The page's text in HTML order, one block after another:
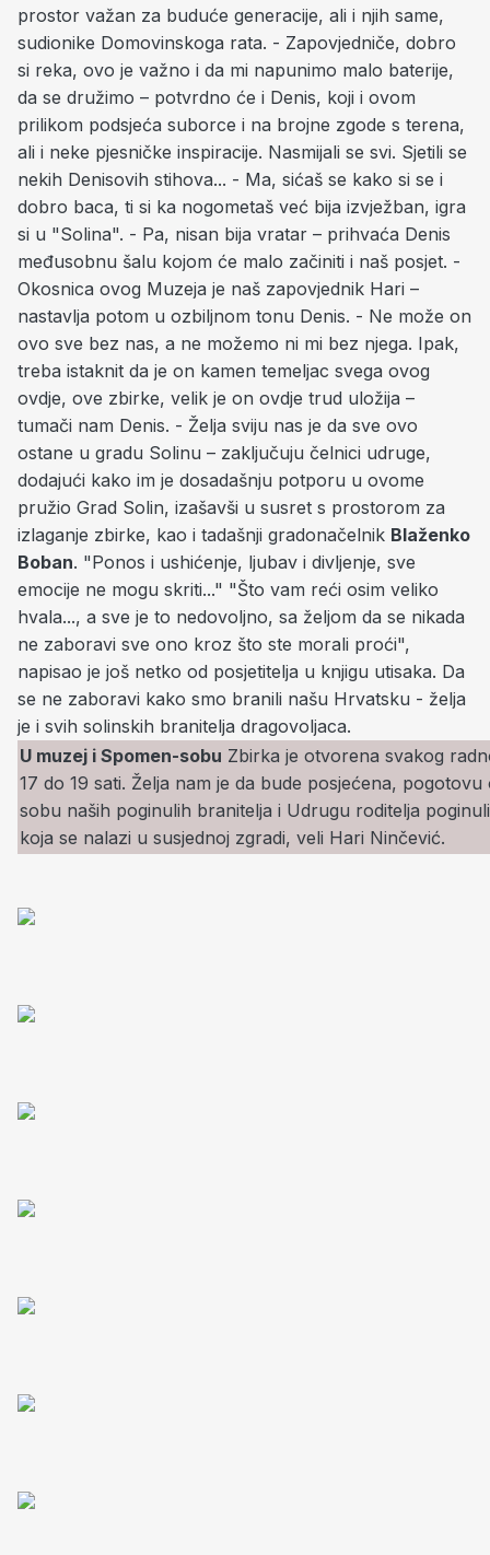
prostor važan za buduće generacije, ali i njih same,
sudionike Domovinskoga rata. - Zapovjedniče, dobro
si reka, ovo je važno i da mi napunimo malo baterije,
da se družimo – potvrdno će i Denis, koji i ovom
prilikom podsjeća suborce i na brojne zgode s terena,
ali i neke pjesničke inspiracije. Nasmijali se svi. Sjetili se
nekih Denisovih stihova... - Ma, sićaš se kako si se i
dobro baca, ti si ka nogometaš već bija izvježban, igra
si u "Solina". - Pa, nisan bija vratar – prihvaća Denis
međusobnu šalu kojom će malo začiniti i naš posjet. -
Okosnica ovog Muzeja je naš zapovjednik Hari –
nastavlja potom u ozbiljnom tonu Denis. - Ne može on
ovo sve bez nas, a ne možemo ni mi bez njega. Ipak,
treba istaknit da je on kamen temeljac svega ovog
ovdje, ove zbirke, velik je on ovdje trud uložija –
tumači nam Denis. - Želja sviju nas je da sve ovo
ostane u gradu Solinu – zaključuju čelnici udruge,
dodajući kako im je dosadašnju potporu u ovome
pružio Grad Solin, izašavši u susret s prostorom za
izlaganje zbirke, kao i tadašnji gradonačelnik Blaženko
Boban. "Ponos i ushićenje, ljubav i divljenje, sve
emocije ne mogu skriti..." "Što vam reći osim veliko
hvala..., a sve je to nedovoljno, sa željom da se nikada
ne zaboravi sve ono kroz što ste morali proći",
napisao je još netko od posjetitelja u knjigu utisaka. Da
se ne zaboravi kako smo branili našu Hrvatsku - želja
je i svih solinskih branitelja dragovoljaca.
U muzej i Spomen-sobu Zbirka je otvorena svakog
17 do 19 sati. Želja nam je da bude posjećena,
sobu naših poginulih branitelja i Udrugu roditelja
koja se nalazi u susjednoj zgradi, veli Hari Ninčević.